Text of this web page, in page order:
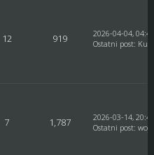
12 919
2026-04-04,
Ostatni post: Kusy
7 1,787
2026-03-14,
Ostatni post: